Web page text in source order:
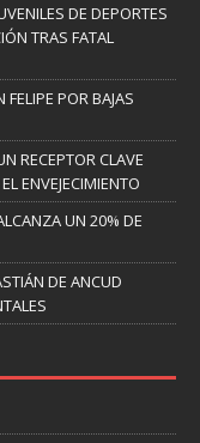
DE DEPORTES
TRAS FATAL
POR BAJAS
RECEPTOR CLAVE
ENVEJECIMIENTO
UN 20% DE
DE ANCUD